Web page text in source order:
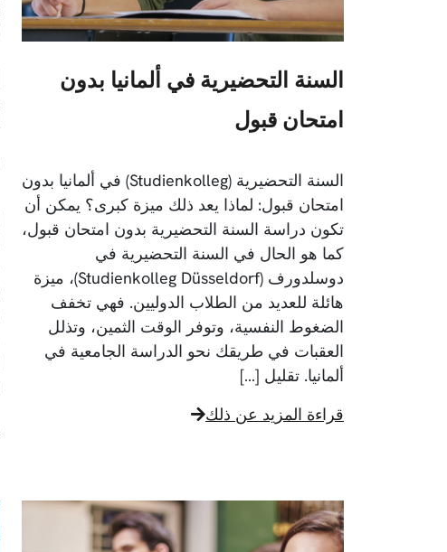
السنة التحضيرية في ألمانيا بدون
امتحان قبول
السنة التحضيرية (Studienkolleg) في ألمانيا بدون
امتحان قبول: لماذا يعد ذلك ميزة كبرى؟ يمكن أن
تكون دراسة السنة التحضيرية بدون امتحان قبول،
كما هو الحال في السنة التحضيرية في
دوسلدورف (Studienkolleg Düsseldorf)، ميزة
هائلة للعديد من الطلاب الدوليين. فهي تخفف
الضغوط النفسية، وتوفر الوقت الثمين، وتذلل
العقبات في طريقك نحو الدراسة الجامعية في
ألمانيا. تقليل […]
قراءة المزيد عن ذلك